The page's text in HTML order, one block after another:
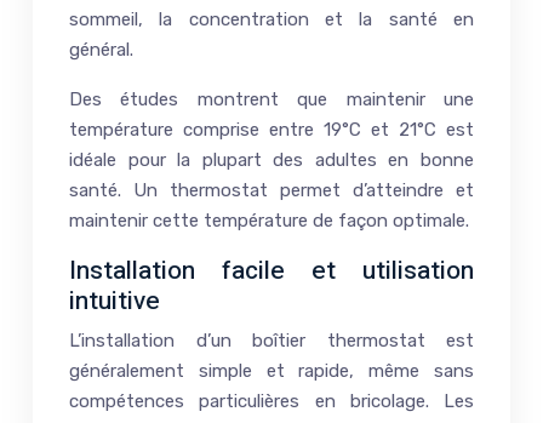
sommeil, la concentration et la santé en
général.
Des études montrent que maintenir une
température comprise entre 19°C et 21°C est
idéale pour la plupart des adultes en bonne
santé. Un thermostat permet d’atteindre et
maintenir cette température de façon optimale.
Installation facile et utilisation
intuitive
L’installation d’un boîtier thermostat est
généralement simple et rapide, même sans
compétences particulières en bricolage. Les